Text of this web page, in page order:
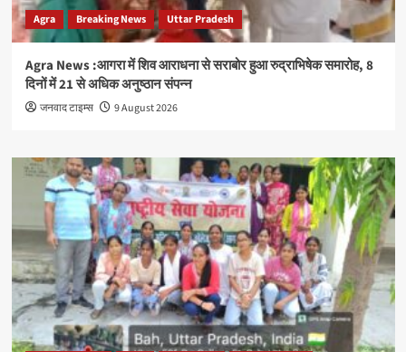
Agra Breaking News Uttar Pradesh
Agra News :आगरा में शिव आराधना से सराबोर हुआ रुद्राभिषेक समारोह, 8
दिनों में 21 से अधिक अनुष्ठान संपन्न
जनवाद टाइम्स 9 August 2026